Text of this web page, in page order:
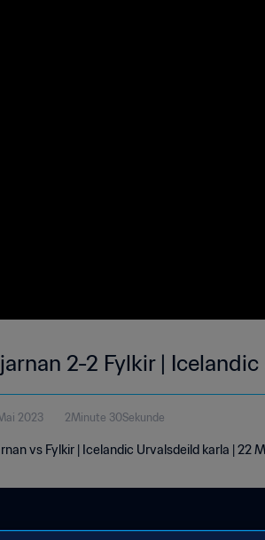
2-2 Fylkir |
2023 2Minute 30Sekunde
vs Fylkir | Icelandic Urvalsdeild karla | 22